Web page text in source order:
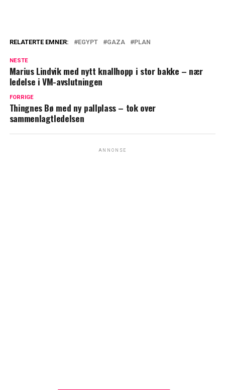
RELATERTE EMNER: EGYPT GAZA PLAN
NESTE
Marius Lindvik med nytt knallhopp i stor bakke – nær
ledelse i VM-avslutningen
FORRIGE
Thingnes Bø med ny pallplass – tok over
sammenlagtledelsen
ANNONSE